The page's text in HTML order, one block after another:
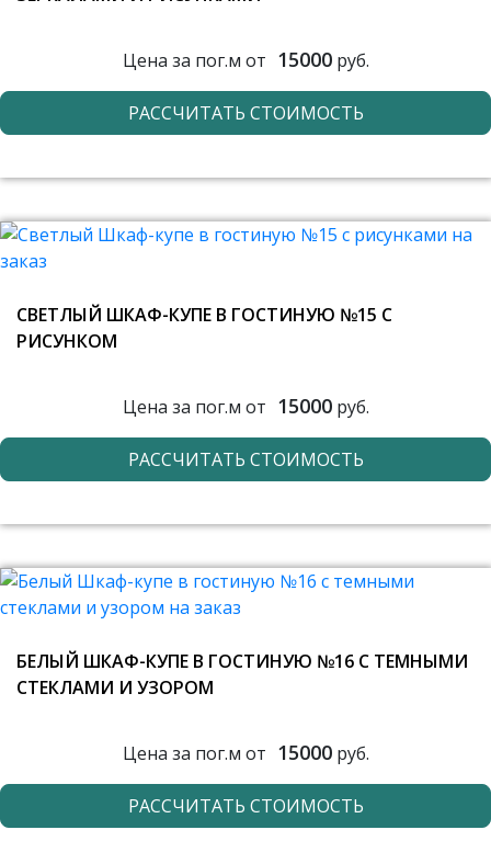
Цена за пог.м от 15000руб.
РАССЧИТАТЬ СТОИМОСТЬ
СВЕТЛЫЙ ШКАФ-КУПЕ В ГОСТИНУЮ №15 С
РИСУНКОМ
Цена за пог.м от 15000руб.
РАССЧИТАТЬ СТОИМОСТЬ
БЕЛЫЙ ШКАФ-КУПЕ В ГОСТИНУЮ №16 С ТЕМНЫМИ
СТЕКЛАМИ И УЗОРОМ
Цена за пог.м от 15000руб.
РАССЧИТАТЬ СТОИМОСТЬ